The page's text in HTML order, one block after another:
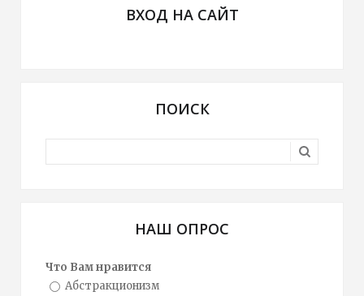
ВХОД НА САЙТ
ПОИСК
НАШ ОПРОС
Что Вам нравится
Абстракционизм